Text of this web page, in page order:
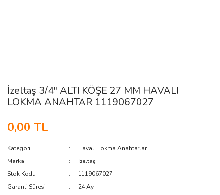
İzeltaş 3/4'' ALTI KÖŞE 27 MM HAVALI
LOKMA ANAHTAR 1119067027
0,00 TL
Kategori
Havalı Lokma Anahtarlar
Marka
İzeltaş
Stok Kodu
1119067027
Garanti Süresi
24 Ay